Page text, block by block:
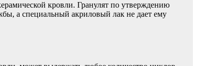
кровли. Гранулят по утверждению
а специальный акриловый лак не дает ему